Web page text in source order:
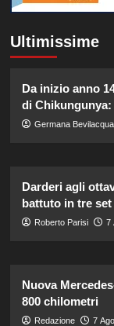
Ultimissime
Da inizio anno
di
Germana Bevilacqua
Darderi agli
battuto in tre set
Roberto Parisi 7
Nuova
800 chilometri
Redazione 7